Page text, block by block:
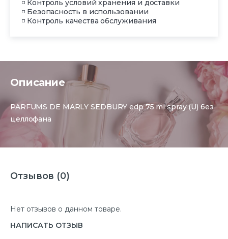
◽ Контроль условий хранения и доставки
◽ Безопасность в использовании
◽ Контроль качества обслуживания
Описание
PARFUMS DE MARLY SEDBURY edp 75 ml spray (U) без
целлофана
Отзывов (0)
Нет отзывов о данном товаре.
НАПИСАТЬ ОТЗЫВ